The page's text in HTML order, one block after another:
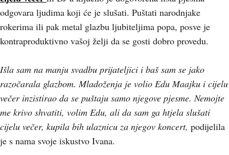
odgovara ljudima koji će je slušati. Puštati narodnjake
rokerima ili pak metal glazbu ljubiteljima popa, posve je
kontraproduktivno vašoj želji da se gosti dobro provedu.
Išla sam na manju svadbu prijateljici i baš sam se jako
razočarala glazbom. Mladoženja je volio Edu Maajku i cijelu
večer inzistirao da se puštaju samo njegove pjesme. Nemojte
me krivo shvatiti, volim Edu, ali da sam ga htjela slušati
cijelu večer, kupila bih ulaznicu za njegov koncert, podijelila
je s nama svoje iskustvo Ivana.